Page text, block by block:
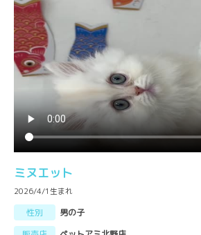
ミヌエット
2026/4/1生まれ
性別
男の子